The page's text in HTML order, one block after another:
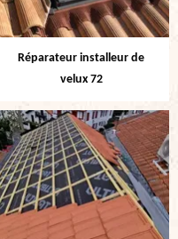
Réparateur installeur de
velux 72